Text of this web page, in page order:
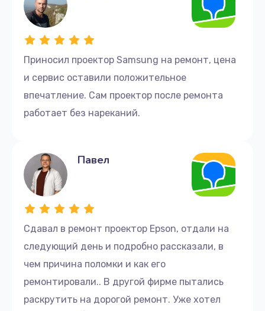
Приносил проектор Samsung на ремонт, цена
и сервис оставили положительное
впечатление. Сам проектор после ремонта
работает без нареканий.
Сдавал в ремонт проектор Epson, отдали на
следующий день и подробно рассказали, в
чем причина поломки и как его
ремонтировали.. В другой фирме пытались
раскрутить на дорогой ремонт. Уже хотел
Павел